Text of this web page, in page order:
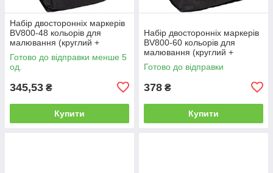
Набір двосторонніх маркерів
BV800-48 кольорів для
малювання (круглий +
скісний.) квадратний у сумці
Готово до відправки менше 5
од.
345,53 ₴
Купити
Набір двосторонніх маркерів
BV800-60 кольорів для
малювання (круглий +
скісний.) квадратний у сумці
Готово до відправки
378 ₴
Купити